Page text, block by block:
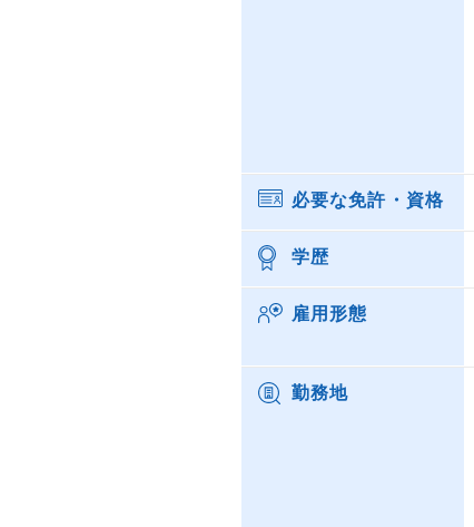
必要な免許・資格
学歴
雇用形態
勤務地